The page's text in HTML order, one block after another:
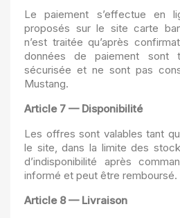
Le paiement s’effectue en
proposés sur le site carte
n’est traitée qu’après
données de paiement sont
sécurisée et ne sont pas
Mustang.
Article 7 — Disponibilité
Les offres sont valables tant
le site, dans la limite des
d’indisponibilité après
informé et peut être remboursé.
Article 8 — Livraison